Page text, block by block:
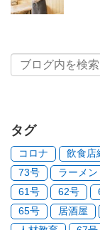
タグ
コロナ 飲食店
73号
ラーメン
61号
62号
65号
居酒屋